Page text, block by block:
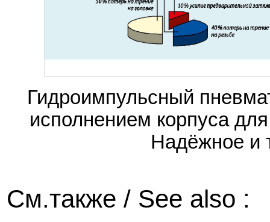
Гидроимпульсный
исполнением корпуса
Надёжное и
См.также / See also :